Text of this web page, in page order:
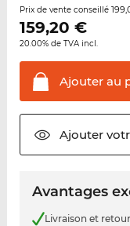
Prix de vente conseillé
159,20 €
20.00% de TVA incl.
Ajouter au
Ajouter
Avantages
Livraison et